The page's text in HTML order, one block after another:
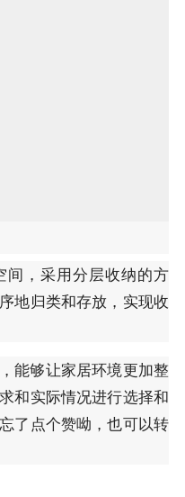
，采用分层收纳的方
地归类和存放，实现收
能够让家居环境更加整
和实际情况进行选择和
了点个赞呦，也可以转